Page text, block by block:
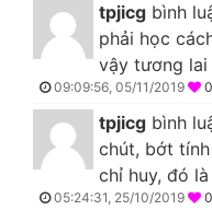
tpjicg bình
phải học
vậy tương lai
09:09:56, 05/11/2019 0
tpjicg bình
chút, bớt
chỉ huy, đó
05:24:31, 25/10/2019 0